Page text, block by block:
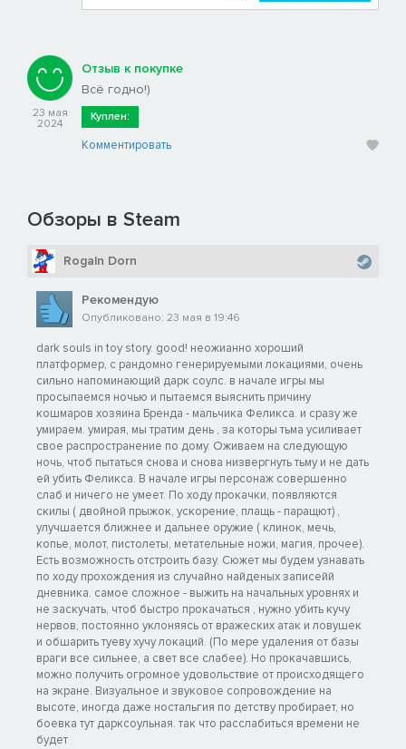
23 мая
2024
Отзыв к покупке
Всё годно!)
Куплен:
Комментировать
Обзоры в Steam
Rogaln Dorn
Рекомендую
Опубликовано: 23 мая в 19:46
dark souls in toy story. good! неожианно хороший
платформер, с рандомно генерируемыми локациями, очень
сильно напоминающий дарк соулс. в начале игры мы
просыпаемся ночью и пытаемся выяснить причину
кошмаров хозяина Бренда - мальчика Феликса. и сразу же
умираем. умирая, мы тратим день , за которы тьма усиливает
свое распространение по дому. Оживаем на следующую
ночь, чтоб пытаться снова и снова низвергнуть тьму и не дать
ей убить Феликса. В начале игры персонаж совершенно
слаб и ничего не умеет. По ходу прокачки, появляются
скилы ( двойной прыжок, ускорение, плащь - паращют) ,
улучшается ближнее и дальнее оружие ( клинок, мечь,
копье, молот, пистолеты, метательные ножи, магия, прочее).
Есть возможность отстроить базу. Сюжет мы будем узнавать
по ходу прохождения из случайно найденых записейй
дневника. самое сложное - выжить на начальных уровнях и
не заскучать, чтоб быстро прокачаться , нужно убить кучу
нервов, постоянно уклоняясь от вражеских атак и ловушек
и обшарить туеву хучу локаций. (По мере удаления от базы
враги все сильнее, а свет все слабее). Но прокачавшись,
можно получить огромное удовольствие от происходящего
на экране. Визуальное и звуковое сопровождение на
высоте, иногда даже ностальгия по детству пробирает, но
боевка тут дарксоульная. так что расслабиться времени не
будет